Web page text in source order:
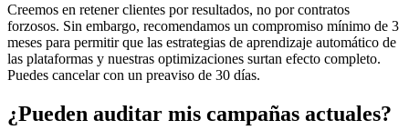
Creemos en retener clientes por resultados, no por contratos
forzosos. Sin embargo, recomendamos un compromiso mínimo de 3
meses para permitir que las estrategias de aprendizaje automático de
las plataformas y nuestras optimizaciones surtan efecto completo.
Puedes cancelar con un preaviso de 30 días.
¿Pueden auditar mis campañas actuales?